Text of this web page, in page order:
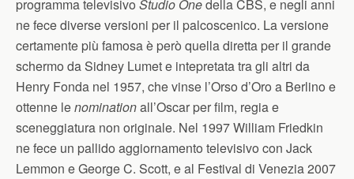
programma televisivo Studio Onedella CBS, e negli anni
ne fece diverse versioni per il palcoscenico. La versione
certamente più famosa è però quella diretta per il grande
schermo da Sidney Lumet e intepretata tra gli altri da
Henry Fonda nel 1957, che vinse l’Orso d’Oro a Berlino e
ottenne lenominationall’Oscar per film, regia e
sceneggiatura non originale. Nel 1997 William Friedkin
ne fece un pallido aggiornamento televisivo con Jack
Lemmon e George C. Scott, e al Festival di Venezia 2007